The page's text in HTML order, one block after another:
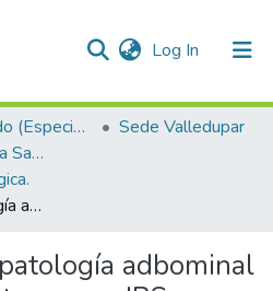
Log In (current)
Trabajos de Grado (Especializaciones y Pregrados)
Sede Valledupar
Facultad Ciencias De La Salud.
Incidencia de la patología adbominal quirúrgica urgente en una IPS pública del munucipio de Valledupar,2025
adbominal